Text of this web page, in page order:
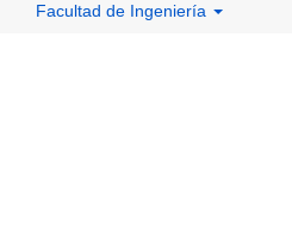
Facultad de Ingeniería